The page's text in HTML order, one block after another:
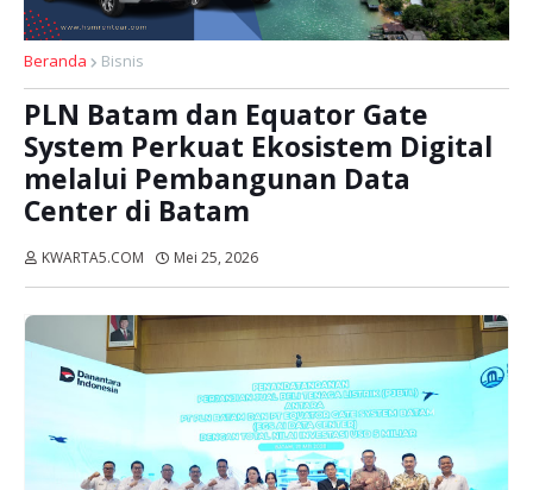
Beranda Bisnis
PLN Batam dan Equator Gate
System Perkuat Ekosistem Digital
melalui Pembangunan Data
Center di Batam
KWARTA5.COM Mei 25, 2026